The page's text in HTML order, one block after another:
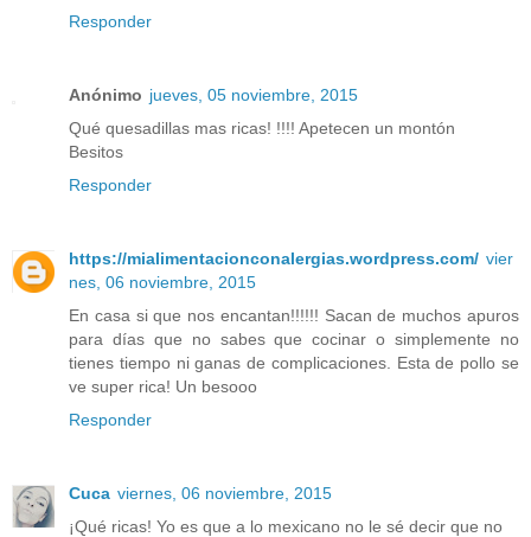
Responder
Anónimo jueves, 05 noviembre, 2015
Qué quesadillas mas ricas! !!!! Apetecen un montón
Besitos
Responder
https://mialimentacionconalergias.wordpress.com/ vier
nes, 06 noviembre, 2015
En casa si que nos encantan!!!!!! Sacan de muchos apuros
para días que no sabes que cocinar o simplemente no
tienes tiempo ni ganas de complicaciones. Esta de pollo se
ve super rica! Un besooo
Responder
Cuca viernes, 06 noviembre, 2015
¡Qué ricas! Yo es que a lo mexicano no le sé decir que no